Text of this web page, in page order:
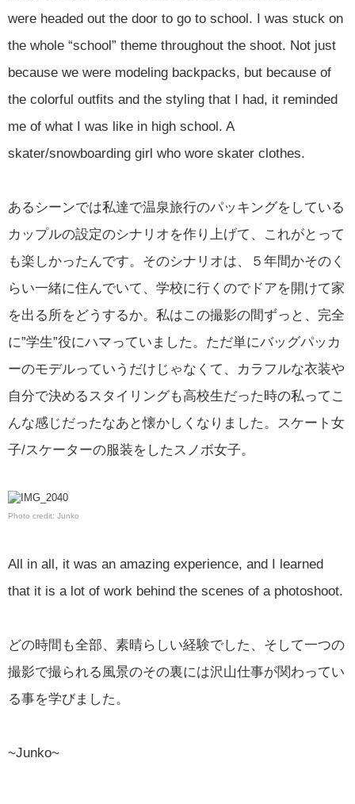
were headed out the door to go to school. I was stuck on
the whole “school” theme throughout the shoot. Not just
because we were modeling backpacks, but because of
the colorful outfits and the styling that I had, it reminded
me of what I was like in high school. A
skater/snowboarding girl who wore skater clothes.
あるシーンでは私達で温泉旅行のパッキングをしている
カップルの設定のシナリオを作り上げて、これがとって
も楽しかったんです。そのシナリオは、５年間かそのく
らい一緒に住んでいて、学校に行くのでドアを開けて家
を出る所をどうするか。私はこの撮影の間ずっと、完全
に”学生”役にハマっていました。ただ単にバッグパッカ
ーのモデルっていうだけじゃなくて、カラフルな衣装や
自分で決めるスタイリングも高校生だった時の私ってこ
んな感じだったなあと懐かしくなりました。スケート女
子/スケーターの服装をしたスノボ女子。
Photo credit: Junko
All in all, it was an amazing experience, and I learned
that it is a lot of work behind the scenes of a photoshoot.
どの時間も全部、素晴らしい経験でした、そして一つの
撮影で撮られる風景のその裏には沢山仕事が関わってい
る事を学びました。
~Junko~